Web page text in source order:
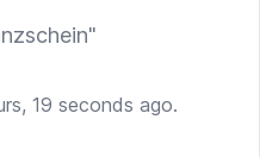
19 seconds ago.